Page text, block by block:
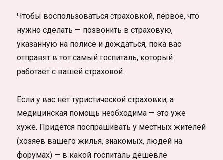
Чтобы воспользоваться страховкой, первое, что
нужно сделать — позвонить в страховую,
указанную на полисе и дождаться, пока вас
отправят в тот самый госпиталь, который
работает с вашей страховой.
Если у вас нет туристической страховки, а
медицинская помощь необходима — это уже
хуже. Придется поспрашивать у местных жителей
(хозяев вашего жилья, знакомых, людей на
форумах) — в какой госпиталь дешевле